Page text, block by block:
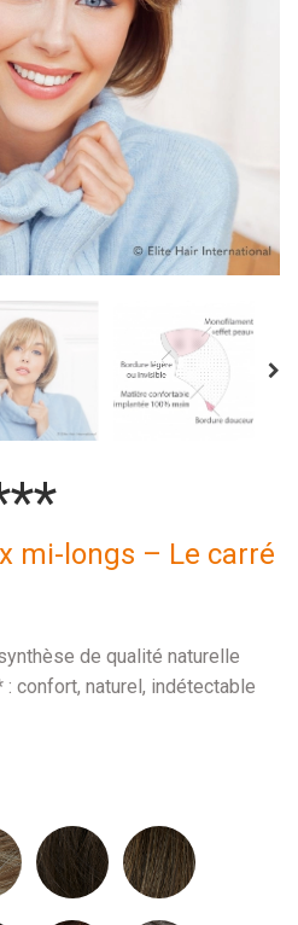
mi-longs – Le carré
de qualité naturelle
confort, naturel, indétectable